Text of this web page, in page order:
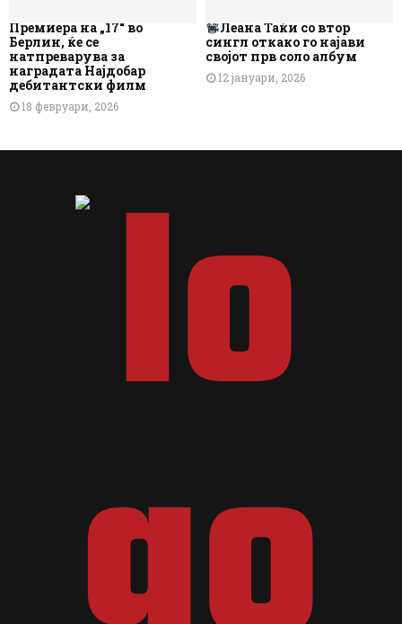
Премиера на „17“ во
Берлин, ќе се
натпреварува за
наградата Најдобар
дебитантски филм
18 февруари, 2026
Леана Таќи со втор
сингл откако го најави
својот прв соло албум
12 јануари, 2026